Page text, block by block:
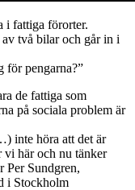
i fattiga förorter.
två bilar och går in i
för pengarna?”
de fattiga som
på sociala problem är
inte höra att det är
här och nu tänker
Per Sundgren,
i Stockholm